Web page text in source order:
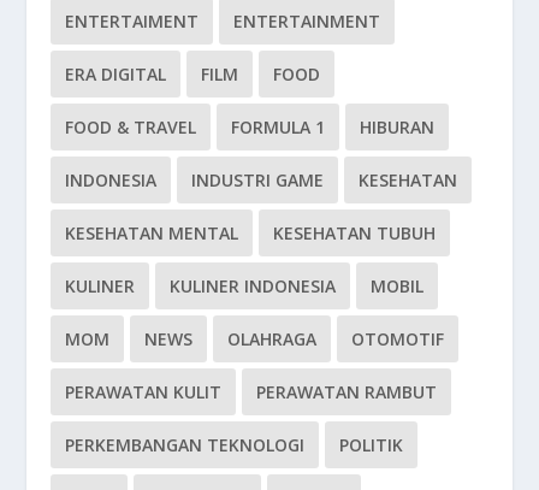
ENTERTAIMENT ENTERTAINMENT
ERA DIGITAL FILM FOOD
FOOD & TRAVEL FORMULA 1 HIBURAN
INDONESIA INDUSTRI GAME KESEHATAN
KESEHATAN MENTAL KESEHATAN TUBUH
KULINER KULINER INDONESIA MOBIL
MOM NEWS OLAHRAGA OTOMOTIF
PERAWATAN KULIT PERAWATAN RAMBUT
PERKEMBANGAN TEKNOLOGI POLITIK